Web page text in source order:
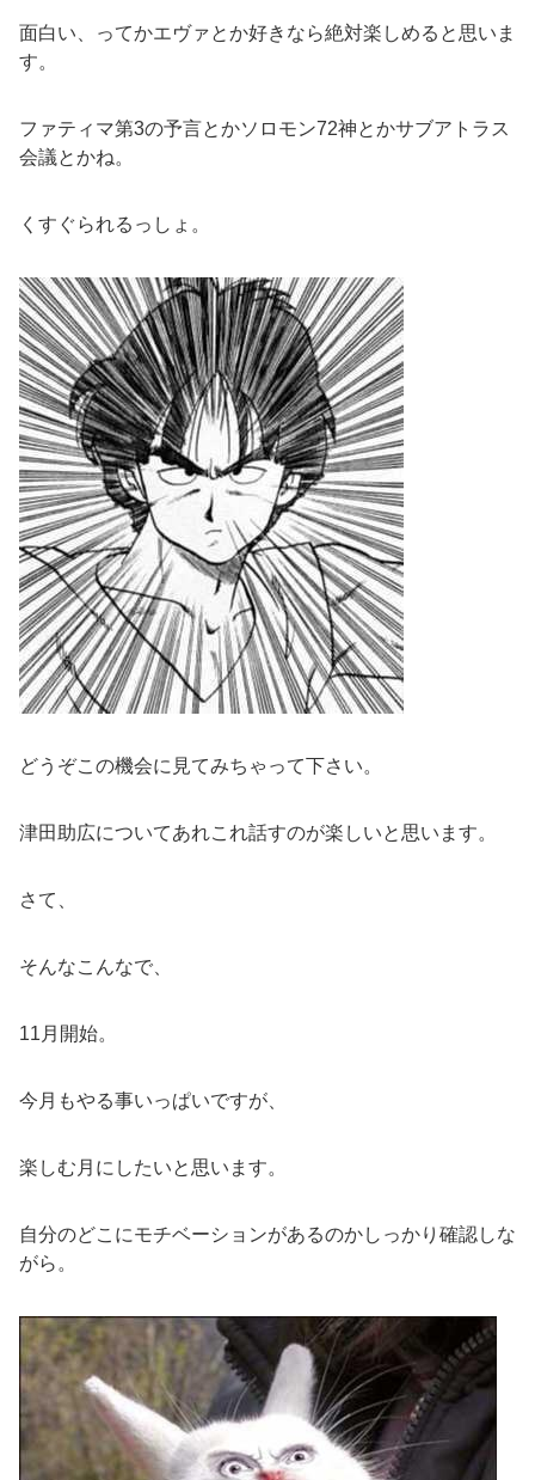
面白い、ってかエヴァとか好きなら絶対楽しめると思いま
す。
ファティマ第3の予言とかソロモン72神とかサブアトラス
会議とかね。
くすぐられるっしょ。
どうぞこの機会に見てみちゃって下さい。
津田助広についてあれこれ話すのが楽しいと思います。
さて、
そんなこんなで、
11月開始。
今月もやる事いっぱいですが、
楽しむ月にしたいと思います。
自分のどこにモチベーションがあるのかしっかり確認しな
がら。